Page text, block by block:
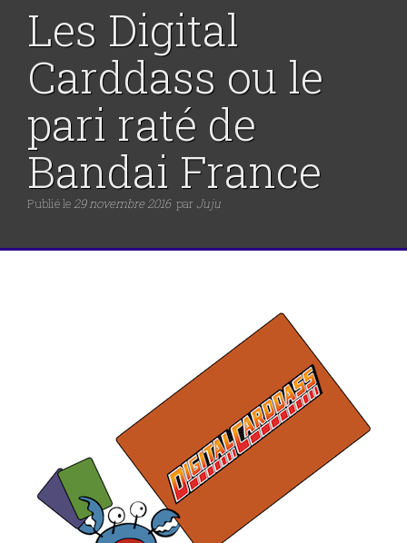
Les Digital
Carddass ou le
pari raté de
Bandai France
Publié le 29 novembre 2016 parJuju